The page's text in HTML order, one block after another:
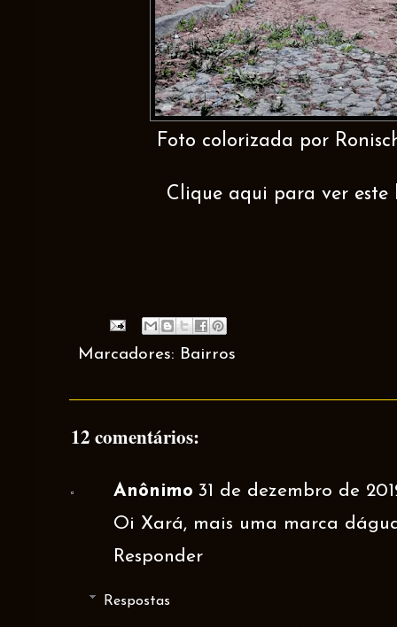
Foto colorizada por
Clique aqui para ver este
Marcadores: Bairros
12 comentários:
Anônimo 31 de dezembro de
Oi Xará, mais uma marca
Responder
Respostas